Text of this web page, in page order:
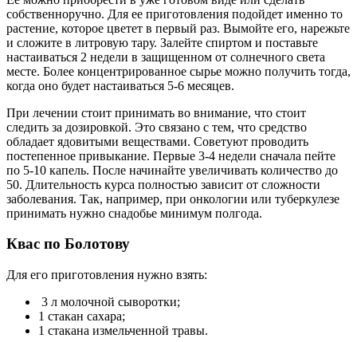
собственноручно. Для ее приготовления подойдет именно то
растение, которое цветет в первый раз. Вымойте его, нарежьте
и сложите в литровую тару. Залейте спиртом и поставьте
настаиваться 2 недели в защищенном от солнечного света
месте. Более концентрированное сырье можно получить тогда,
когда оно будет настаиваться 5-6 месяцев.
При лечении стоит принимать во внимание, что стоит
следить за дозировкой. Это связано с тем, что средство
обладает ядовитыми веществами. Советуют проводить
постепенное привыкание. Первые 3-4 недели сначала пейте
по 5-10 капель. После начинайте увеличивать количество до
50. Длительность курса полностью зависит от сложности
заболевания. Так, например, при онкологии или туберкулезе
принимать нужно снадобье минимум полгода.
Квас по Болотову
Для его приготовления нужно взять:
3 л молочной сыворотки;
1 стакан сахара;
1 стакана измельченной травы.